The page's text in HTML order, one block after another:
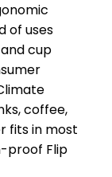
of uses
cup
coffee,
fits in most
proof Flip